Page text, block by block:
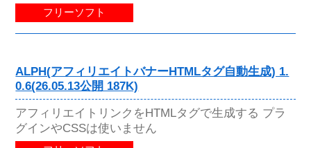
フリーソフト
ALPH(アフィリエイトバナーHTMLタグ自動生成) 1.
0.6(26.05.13公開 187K)
アフィリエイトリンクをHTMLタグで生成する プラ
グインやCSSは使いません